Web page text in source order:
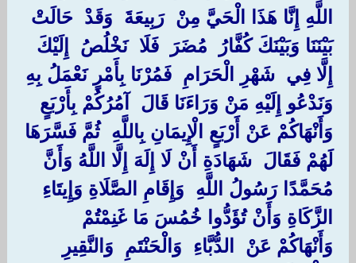
اللَّهِ إِنَّا هَذَا الْحَيَّ مِنْ ‏ ‏رَبِيعَةَ ‏ ‏وَقَدْ ‏ ‏حَالَتْ ‏
‏بَيْنَنَا وَبَيْنَكَ كُفَّارُ ‏ ‏مُضَرَ ‏ ‏فَلَا ‏ ‏نَخْلُصُ ‏ ‏إِلَيْكَ
إِلَّا فِي ‏ ‏شَهْرِ الْحَرَامِ ‏ ‏فَمُرْنَا بِأَمْرٍ نَعْمَلُ بِهِ
وَنَدْعُو إِلَيْهِ مَنْ وَرَاءَنَا قَالَ ‏ ‏آمُرُكُمْ بِأَرْبَعٍ
وَأَنْهَاكُمْ عَنْ أَرْبَعٍ الْإِيمَانِ بِاللَّهِ ‏ ‏ثُمَّ فَسَّرَهَا
لَهُمْ فَقَالَ ‏ ‏شَهَادَةِ أَنْ لَا إِلَهَ إِلَّا اللَّهُ وَأَنَّ ‏
‏مُحَمَّدًا رَسُولُ اللَّهِ ‏ ‏وَإِقَامِ الصَّلَاةِ وَإِيتَاءِ
الزَّكَاةِ وَأَنْ تُؤَدُّوا خُمُسَ مَا غَنِمْتُمْ
وَأَنْهَاكُمْ عَنْ ‏ ‏الدُّبَّاءِ ‏ ‏وَالْحَنْتَمِ ‏ ‏وَالنَّقِيرِ ‏